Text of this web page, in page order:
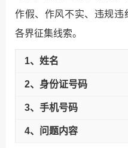
作假、作风不实、违规
各界征集线索。
1、姓名
2、身份证号码
3、手机号码
4、问题内容